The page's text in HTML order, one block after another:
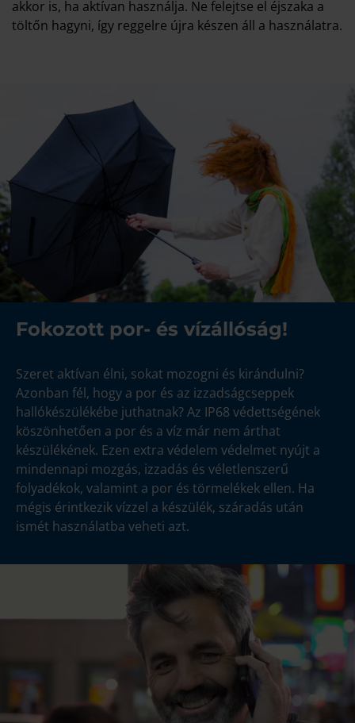
akkor is, ha aktívan használja. Ne felejtse el éjszaka a
töltőn hagyni, így reggelre újra készen áll a használatra.
Fokozott por- és vízállóság!
Szeret aktívan élni, sokat mozogni és kirándulni?
Azonban fél, hogy a por és az izzadságcseppek
hallókészülékébe juthatnak? Az IP68 védettségének
köszönhetően a por és a víz már nem árthat
készülékének. Ezen extra védelem védelmet nyújt a
mindennapi mozgás, izzadás és véletlenszerű
folyadékok, valamint a por és törmelékek ellen. Ha
mégis érintkezik vízzel a készülék, száradás után
ismét használatba veheti azt.